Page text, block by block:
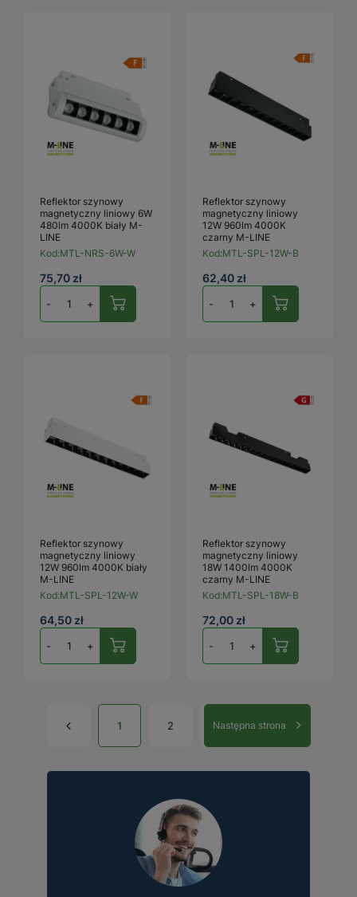
Reflektor szynowy
magnetyczny liniowy 6W
480lm 4000K biały M-
LINE
Kod:MTL-NRS-6W-W
75,70 zł
- +
Reflektor szynowy
magnetyczny liniowy
12W 960lm 4000K
czarny M-LINE
Kod:MTL-SPL-12W-B
62,40 zł
- +
Reflektor szynowy
magnetyczny liniowy
12W 960lm 4000K biały
M-LINE
Kod:MTL-SPL-12W-W
64,50 zł
- +
Reflektor szynowy
magnetyczny liniowy
18W 1400lm 4000K
czarny M-LINE
Kod:MTL-SPL-18W-B
72,00 zł
- +
1 2 Następna strona